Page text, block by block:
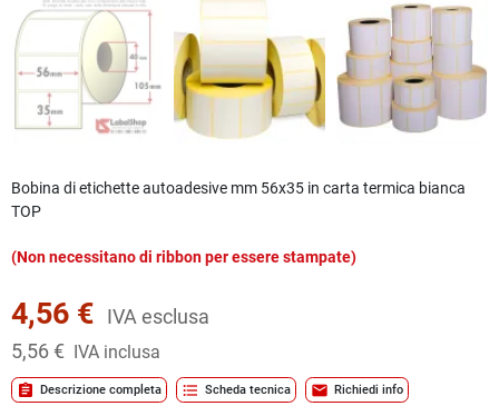
Bobina di etichette autoadesive mm 56x35 in carta termica bianca
TOP
(Non necessitano di ribbon per essere stampate)
4,56 €
IVA esclusa
5,56 €
IVA inclusa
assignment Descrizione completa format_list_bulleted Scheda tecnica mail Richiedi info